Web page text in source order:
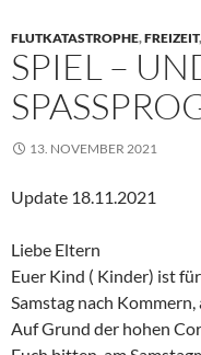
FLUTKATASTROPHE,FREIZEIT,
SPIEL –
13. NOVEMBER 2021
Update 18.11.2021
Liebe Eltern
Euer Kind ( Kinder) ist
Samstag nach Kommern,
Auf Grund der hohen